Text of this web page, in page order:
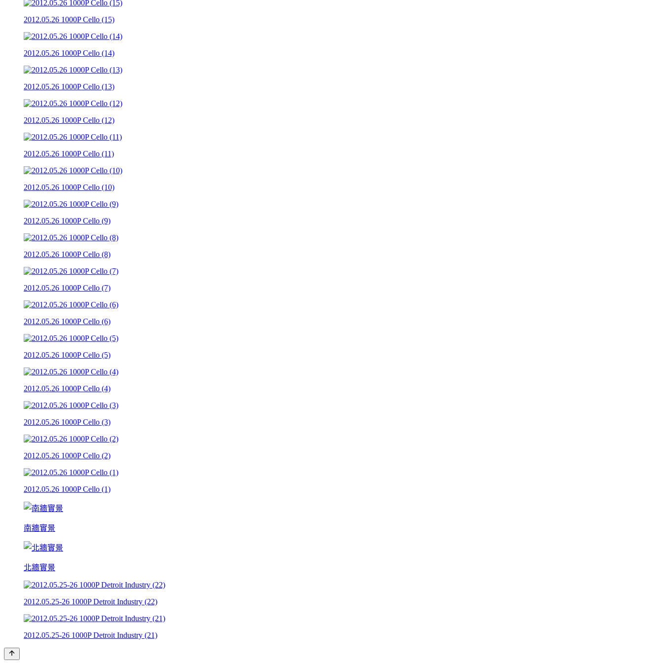
2012.05.26 1000P Cello (15)
2012.05.26 1000P Cello (14)
2012.05.26 1000P Cello (13)
2012.05.26 1000P Cello (12)
2012.05.26 1000P Cello (11)
2012.05.26 1000P Cello (10)
2012.05.26 1000P Cello (9)
2012.05.26 1000P Cello (8)
2012.05.26 1000P Cello (7)
2012.05.26 1000P Cello (6)
2012.05.26 1000P Cello (5)
2012.05.26 1000P Cello (4)
2012.05.26 1000P Cello (3)
2012.05.26 1000P Cello (2)
2012.05.26 1000P Cello (1)
南牆實景
北牆實景
2012.05.25-26 1000P Detroit Industry (22)
2012.05.25-26 1000P Detroit Industry (21)